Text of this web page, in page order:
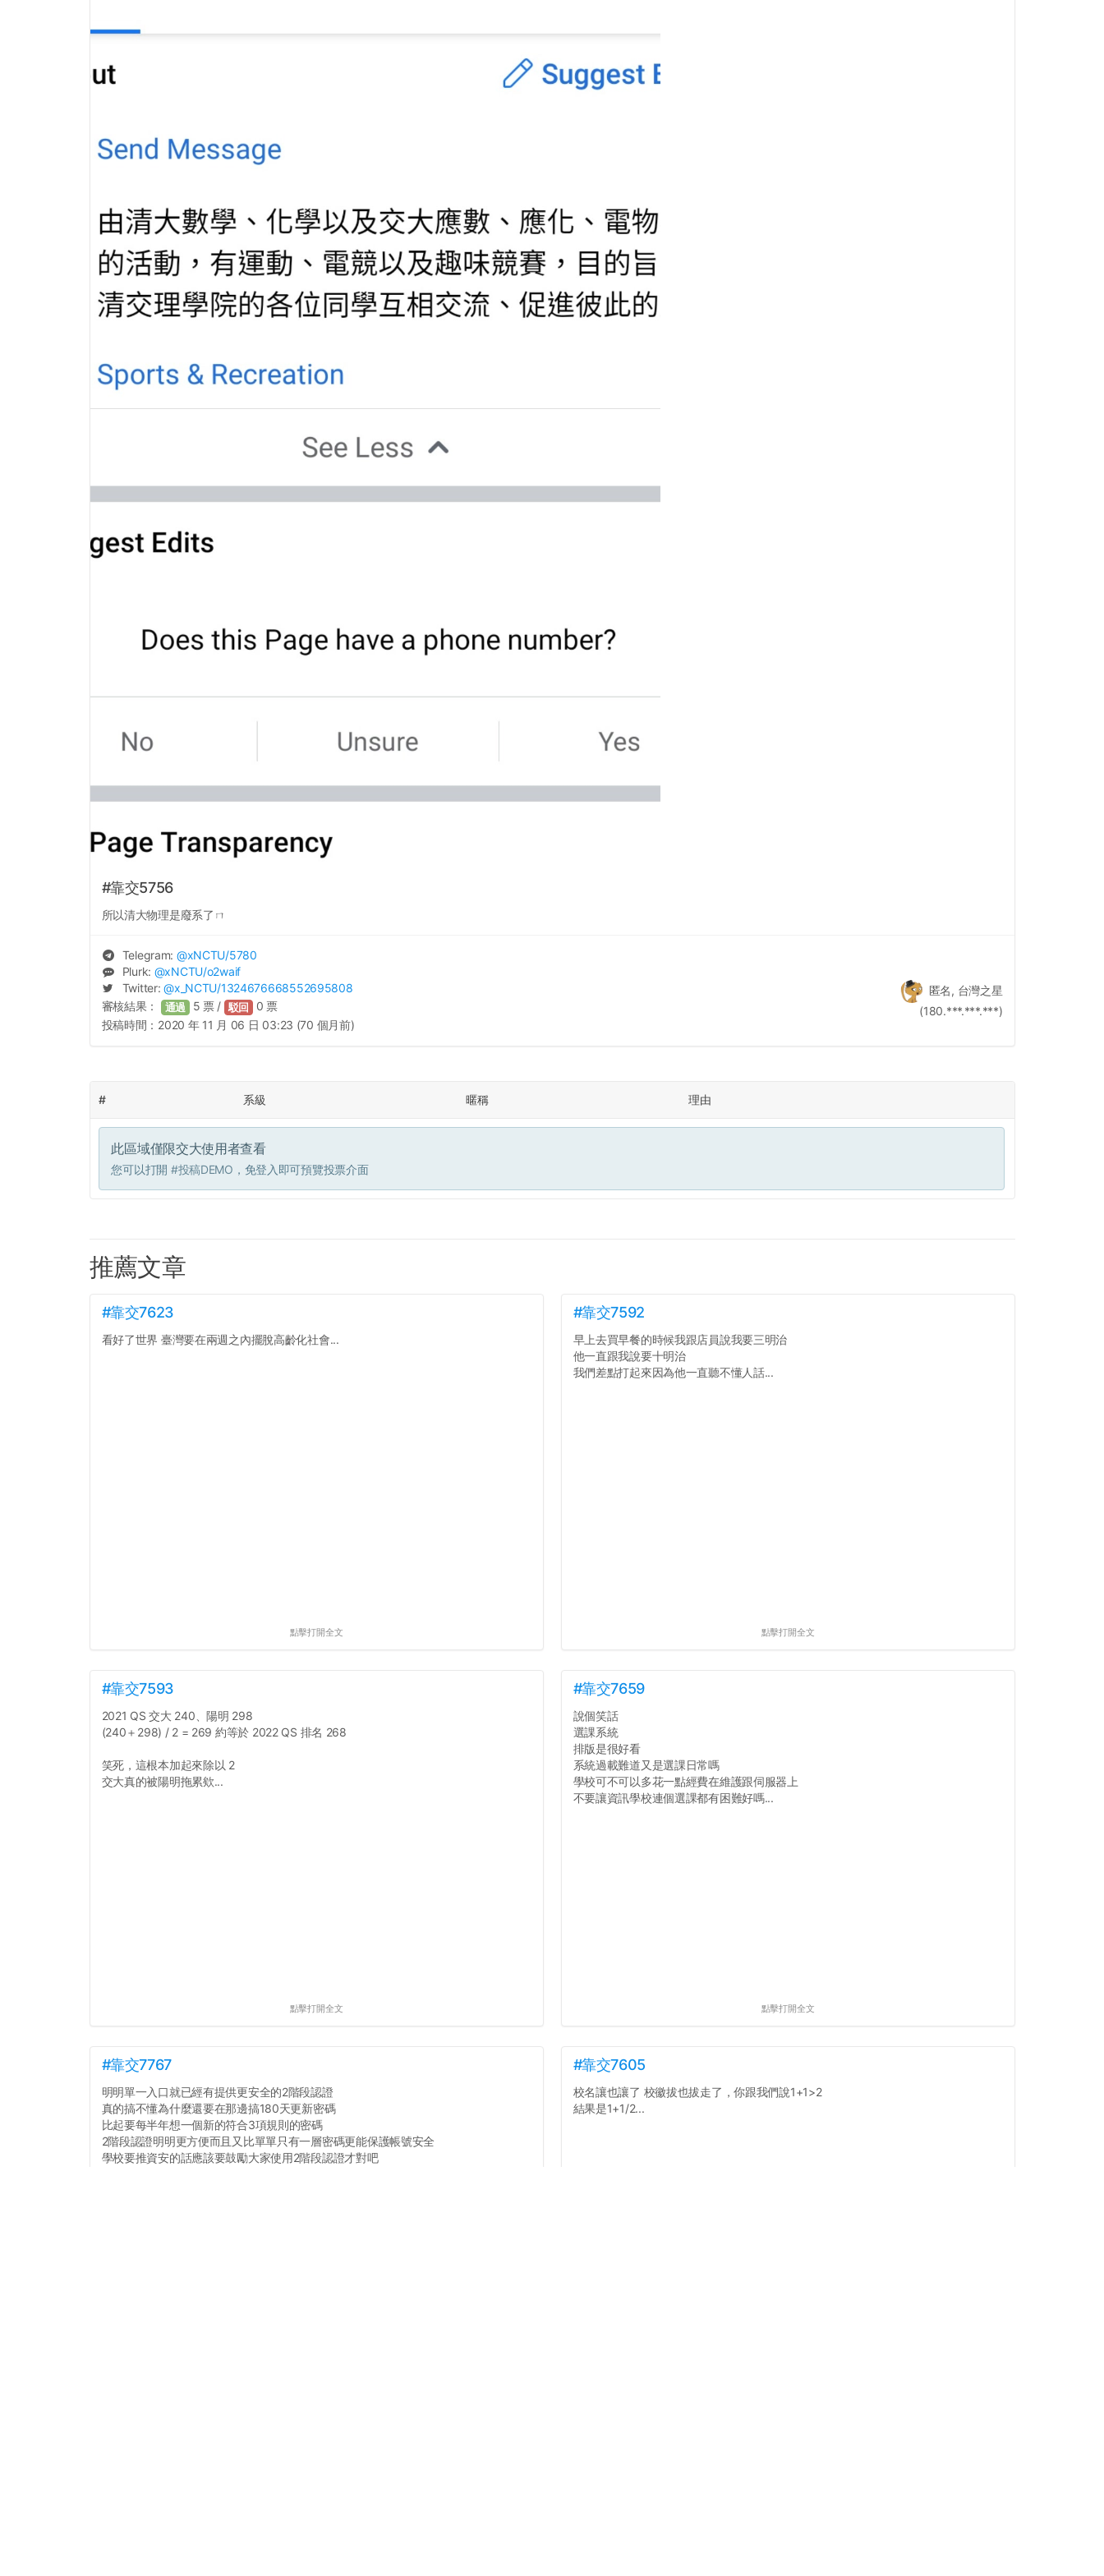
#靠交5756
所以清大物理是廢系了ㄇ
Telegram: @xNCTU/5780
Plurk: @xNCTU/o2waif
Twitter:@x_NCTU/1324676668552695808
匿名, 台灣之星
(180.***.***.***)
審核結果： 通過 5 票 / 駁回 0 票
投稿時間： 2020 年 11 月 06 日 03:23 (70 個月前)
# 系級 暱稱 理由
此區域僅限交大使用者查看
您可以打開 #投稿DEMO ，免登入即可預覽投票介面
推薦文章
#靠交7623
看好了世界 臺灣要在兩週之內擺脫高齡化社會...
點擊打開全文
#靠交7592
早上去買早餐的時候我跟店員說我要三明治
他一直跟我說要十明治
我們差點打起來因為他一直聽不懂人話...
點擊打開全文
#靠交7593
2021 QS 交大 240、陽明 298
(240＋298) / 2 = 269 約等於 2022 QS 排名 268
笑死，這根本加起來除以 2
交大真的被陽明拖累欸...
點擊打開全文
#靠交7659
說個笑話
選課系統
排版是很好看
系統過載難道又是選課日常嗎
學校可不可以多花一點經費在維護跟伺服器上
不要讓資訊學校連個選課都有困難好嗎...
點擊打開全文
#靠交7767
明明單一入口就已經有提供更安全的2階段認證
真的搞不懂為什麼還要在那邊搞180天更新密碼
比起要每半年想一個新的符合3項規則的密碼
2階段認證明明更方便而且又比單單只有一層密碼更能保護帳號安全
學校要推資安的話應該要鼓勵大家使用2階段認證才對吧
#靠交7605
校名讓也讓了 校徽拔也拔走了，你跟我們說1+1>2
結果是1+1/2...